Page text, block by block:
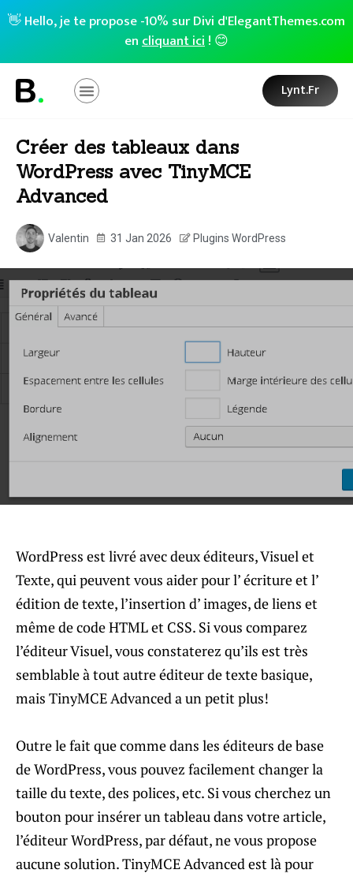
👋 Hello, je te propose -10% sur Divi d'ElegantThemes.com
encliquant ici! 😊
Lynt.fr
Créer des tableaux dans
WordPress avec TinyMCE
Advanced
Valentin 31 Jan 2026 Plugins WordPress
WordPress est livré avec deux éditeurs, Visuel et
Texte, qui peuvent vous aider pour l’ écriture et l’
édition de texte, l’insertion d’ images, de liens et
même de code HTML et CSS. Si vous comparez
l’éditeur Visuel, vous constaterez qu’ils est très
semblable à tout autre éditeur de texte basique,
mais TinyMCE Advanced a un petit plus!
Outre le fait que comme dans les éditeurs de base
de WordPress, vous pouvez facilement changer la
taille du texte, des polices, etc. Si vous cherchez un
bouton pour insérer un tableau dans votre article,
l’éditeur WordPress, par défaut, ne vous propose
aucune solution. TinyMCE Advanced est là pour